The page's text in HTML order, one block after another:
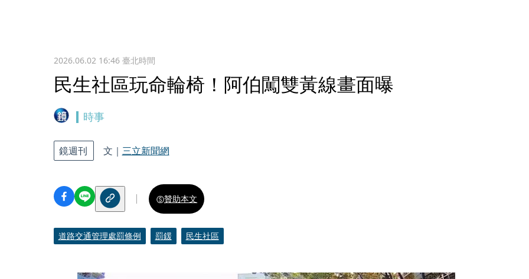
2026.06.02 16:46臺北時間
民生社區玩命輪椅！阿伯闖雙黃線畫面曝
時事
鏡週刊 文｜ 三立新聞網
贊助本文
道路交通管理處罰條例 罰鍰 民生社區